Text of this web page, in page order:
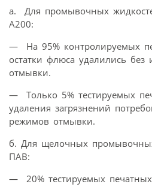
а. Для промывочных
A200:
— На 95% контролируемых
остатки флюса удалились
отмывки.
— Только 5% тестируемых
удаления загрязнений
режимов отмывки.
б. Для щелочных
ПАВ:
— 20% тестируемых